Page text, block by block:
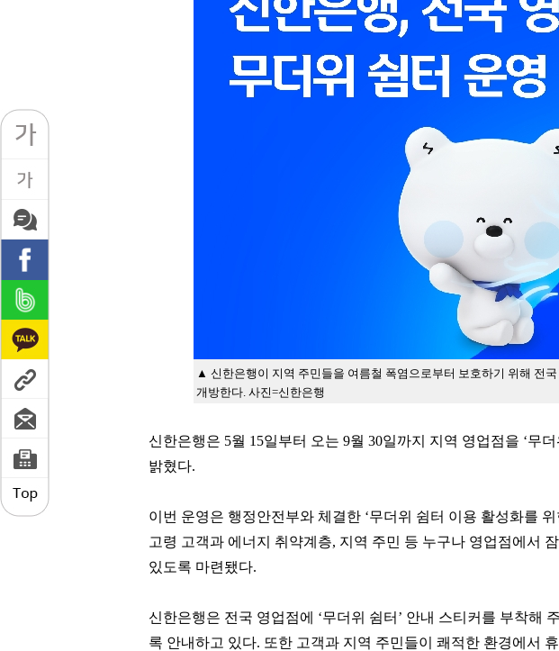
▲ 신한은행이 지역 주민들을 여름철 폭염으로부터 보호하기 위해 전
개방한다. 사진=신한은행
신한은행은 5월 15일부터 오는 9월 30일까지 지역 영업점을 ‘무
밝혔다.
이번 운영은 행정안전부와 체결한 ‘무더위 쉼터 이용 활성화를
고령 고객과 에너지 취약계층, 지역 주민 등 누구나 영업점에서
있도록 마련됐다.
신한은행은 전국 영업점에 ‘무더위 쉼터’ 안내 스티커를 부착해
록 안내하고 있다. 또한 고객과 지역 주민들이 쾌적한 환경에서